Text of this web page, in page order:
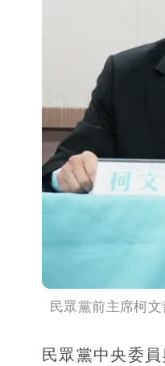
民眾黨前主席柯
民眾黨中央委